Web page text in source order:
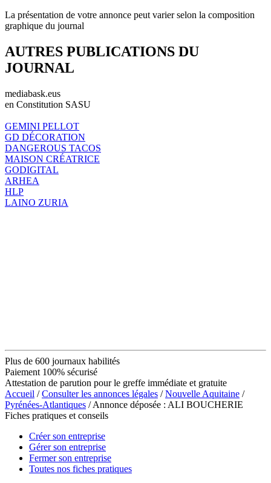
La présentation de votre annonce peut varier selon la composition
graphique du journal
AUTRES PUBLICATIONS DU
JOURNAL
mediabask.eus
en Constitution SASU
GEMINI PELLOT
GD DÉCORATION
DANGEROUS TACOS
MAISON CRÉATRICE
GODIGITAL
ARHEA
HLP
LAINO ZURIA
Plus de 600 journaux habilités
Paiement 100% sécurisé
Attestation de parution pour le greffe immédiate et gratuite
Accueil /Consulter les annonces légales /Nouvelle Aquitaine /
Pyrénées-Atlantiques / Annonce déposée : ALI BOUCHERIE
Fiches pratiques et conseils
Créer son entreprise
Gérer son entreprise
Fermer son entreprise
Toutes nos fiches pratiques